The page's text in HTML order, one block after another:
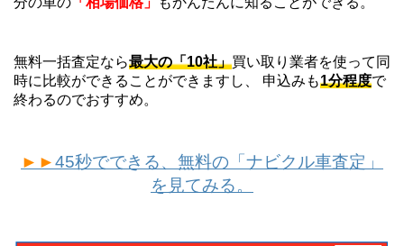
無料一括査定なら最大の「10社」買い取り業者を使って同
時に比較ができることができますし、 申込みも1分程度で
終わるのでおすすめ。
►►45秒でできる、無料の「ナビクル車査定」
を見てみる。